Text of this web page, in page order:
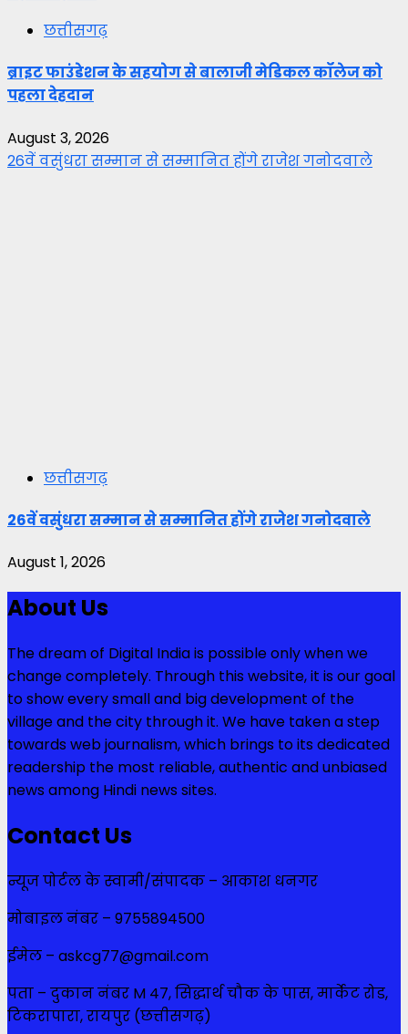
छत्तीसगढ़
ब्राइट फाउंडेशन के सहयोग से बालाजी मेडिकल कॉलेज को
पहला देहदान
August 3, 2026
26वें वसुंधरा सम्मान से सम्मानित होंगे राजेश गनोदवाले
छत्तीसगढ़
26वें वसुंधरा सम्मान से सम्मानित होंगे राजेश गनोदवाले
August 1, 2026
About Us
The dream of Digital India is possible only when we
change completely. Through this website, it is our goal
to show every small and big development of the
village and the city through it. We have taken a step
towards web journalism, which brings to its dedicated
readership the most reliable, authentic and unbiased
news among Hindi news sites.
Contact Us
न्यूज पोर्टल के स्वामी/संपादक – आकाश धनगर
मोबाइल नंबर – 9755894500
ईमेल – askcg77@gmail.com
पता – दुकान नंबर M 47, सिद्धार्थ चौक के पास, मार्केट रोड,
टिकरापारा, रायपुर (छत्तीसगढ़)